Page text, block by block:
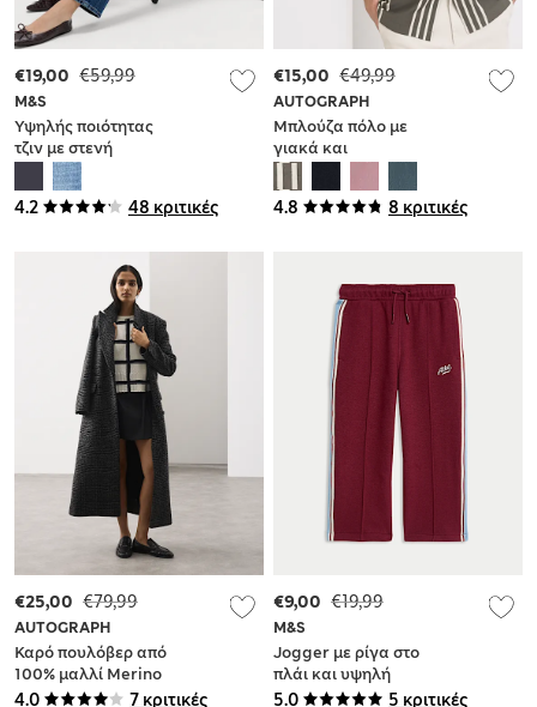
4.2 48 κριτικές
M&S
Υψηλής ποιότητας
τζιν με στενή
εφαρμογή και
ψηλόμεση σχεδίαση
€59,99
€19,00
4.8 8 κριτικές
AUTOGRAPH
Μπλούζα πόλο με
γιακά και
ανάγλυφη υφή από
100% βαμβάκι
€49,99
€15,00
4.0 7 κριτικές
AUTOGRAPH
Καρό πουλόβερ από
100% μαλλί Merino
€79,99
€25,00
5.0 5 κριτικές
M&S
Jogger με ρίγα στο
πλάι και υψηλή
περιεκτικότητα σε
€19,99
€9,00